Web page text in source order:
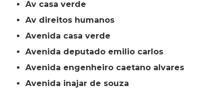
av casa verde
av direitos humanos
avenida casa verde
avenida deputado emilio carlos
avenida engenheiro caetano alvares
avenida inajar de souza